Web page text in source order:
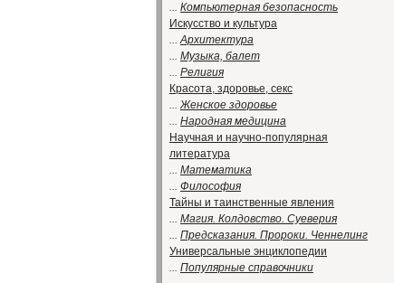
... Компьютерная безопасность
Искусство и культура
...Архитектура
... Музыка, балет
... Религия
Красота, здоровье, секс
...Женское здоровье
... Народная медицина
Научная и научно-популярная
литература
... Математика
... Философия
Тайны и таинственные явления
... Магия. Колдовство. Суеверия
... Предсказания. Пророки. Ченнелинг
Универсальные энциклопедии
... Популярные справочники